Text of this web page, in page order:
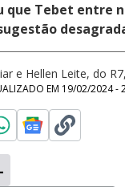
que Tebet entre
e Hellen Leite, do
EM 19/02/2024 -